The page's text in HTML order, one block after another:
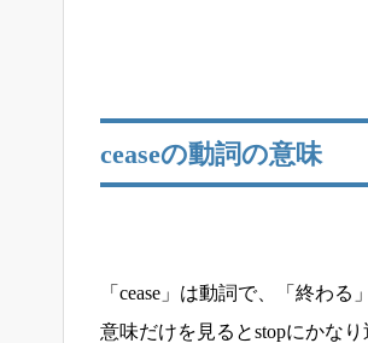
ceaseの動詞の意味
「cease」は動詞で、「終わ
意味だけを見るとstopにかな